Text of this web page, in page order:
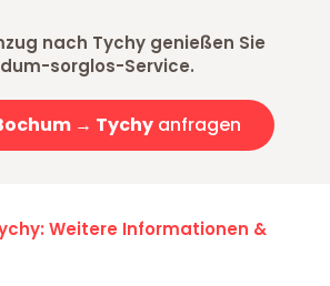
nach Tychy genießen Sie
sorglos-Service.
→ Tychy anfragen
Weitere Informationen &